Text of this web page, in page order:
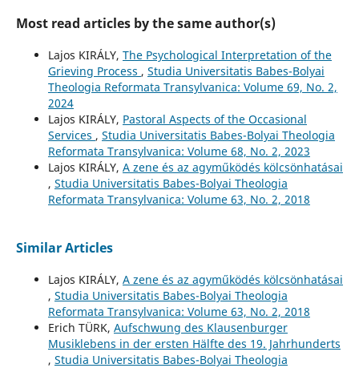
Most read articles by the same author(s)
Lajos KIRÁLY, The Psychological Interpretation of the
Grieving Process , Studia Universitatis Babes-Bolyai
Theologia Reformata Transylvanica: Volume 69, No. 2,
2024
Lajos KIRÁLY, Pastoral Aspects of the Occasional
Services , Studia Universitatis Babes-Bolyai Theologia
Reformata Transylvanica: Volume 68, No. 2, 2023
Lajos KIRÁLY, A zene és az agyműködés kölcsönhatásai
, Studia Universitatis Babes-Bolyai Theologia
Reformata Transylvanica: Volume 63, No. 2, 2018
Similar Articles
Lajos KIRÁLY, A zene és az agyműködés kölcsönhatásai
, Studia Universitatis Babes-Bolyai Theologia
Reformata Transylvanica: Volume 63, No. 2, 2018
Erich TÜRK, Aufschwung des Klausenburger
Musiklebens in der ersten Hälfte des 19. Jahrhunderts
, Studia Universitatis Babes-Bolyai Theologia